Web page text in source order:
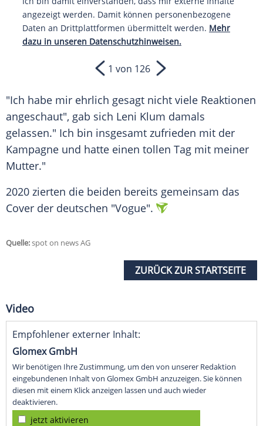
angezeigt werden. Damit können personenbezogene
Daten an Drittplattformen übermittelt werden. Mehr
dazu in unseren Datenschutzhinweisen.
1 von 126
"Ich habe mir ehrlich gesagt nicht viele Reaktionen
angeschaut", gab sich Leni Klum damals
gelassen." Ich bin insgesamt zufrieden mit der
Kampagne und hatte einen tollen Tag mit meiner
Mutter."
2020 zierten die beiden bereits gemeinsam das
Cover der deutschen "Vogue".
Quelle:spot on news AG
ZURÜCK ZUR STARTSEITE
Video
Empfohlener externer Inhalt:
Glomex GmbH
Wir benötigen Ihre Zustimmung, um den von unserer Redaktion
eingebundenen Inhalt von Glomex GmbH anzuzeigen. Sie können
diesen mit einem Klick anzeigen lassen und auch wieder
deaktivieren.
jetzt aktivieren